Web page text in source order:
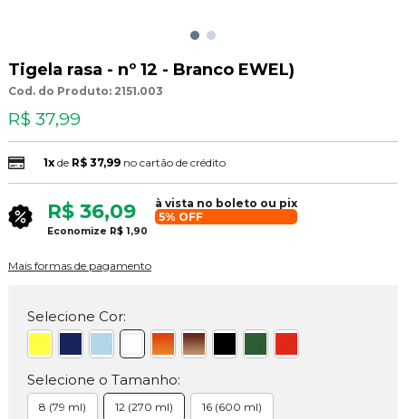
Tigela rasa - nº 12 - Branco EWEL)
Cod. do Produto: 2151.003
R$ 37,99
1xde R$ 37,99 no cartão de crédito
R$ 36,09
à vista no boleto ou pix
5% OFF
Economize R$ 1,90
Mais formas de pagamento
Selecione Cor:
Selecione o Tamanho:
8 (79 ml) 12 (270 ml) 16 (600 ml)